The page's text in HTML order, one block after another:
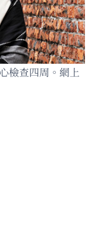
檢查四周。網上